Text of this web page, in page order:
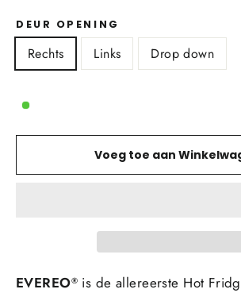
DEUR OPENING
Rechts Links Drop down
Voeg toe aan
EVEREO® is de allereerste Hot